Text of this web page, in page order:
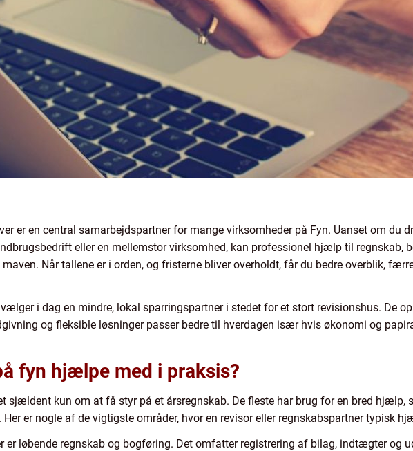
er en central samarbejdspartner for mange virksomheder på Fyn. Uanset om du
eller en mellemstor virksomhed, kan professionel hjælp til regnskab,
Når tallene er i orden, og fristerne bliver overholdt, får du bedre overblik,
i dag en mindre, lokal sparringspartner i stedet for et stort revisionshus. De
og fleksible løsninger passer bedre til hverdagen især hvis økonomi og
fyn hjælpe med i praksis?
sjældent kun om at få styr på et årsregnskab. De fleste har brug for en bred hjælp,
er nogle af de vigtigste områder, hvor en revisor eller regnskabspartner typisk
er løbende regnskab og bogføring. Det omfatter registrering af bilag, indtægter og